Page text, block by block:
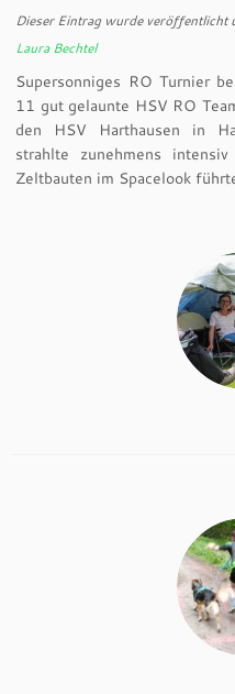
Dieser Eintrag wurde veröffentlicht
Laura Bechtel
Supersonniges RO Turnier
11 gut gelaunte HSV RO
den HSV Harthausen in
strahlte zunehmens
Zeltbauten im Spacelook